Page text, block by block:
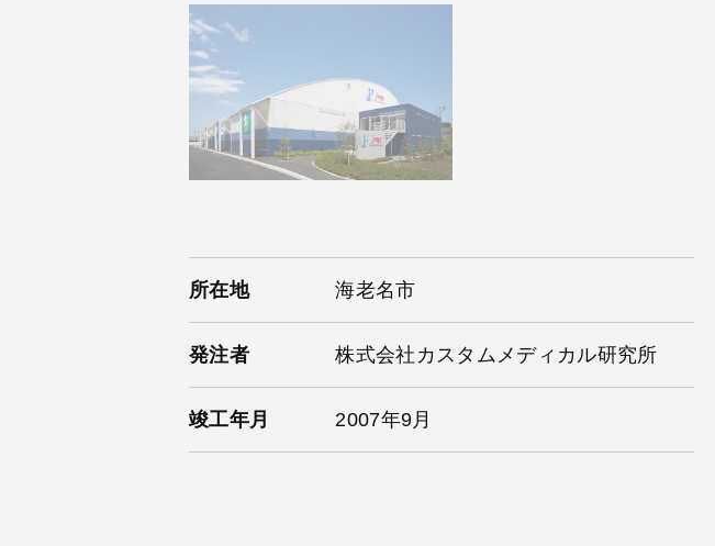
所在地 海老名市
発注者 株式会社カスタムメディカル研究所
竣工年月 2007年9月